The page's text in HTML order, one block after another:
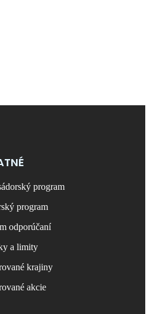
program
program
odporúčaní
a limity
krajiny
akcie